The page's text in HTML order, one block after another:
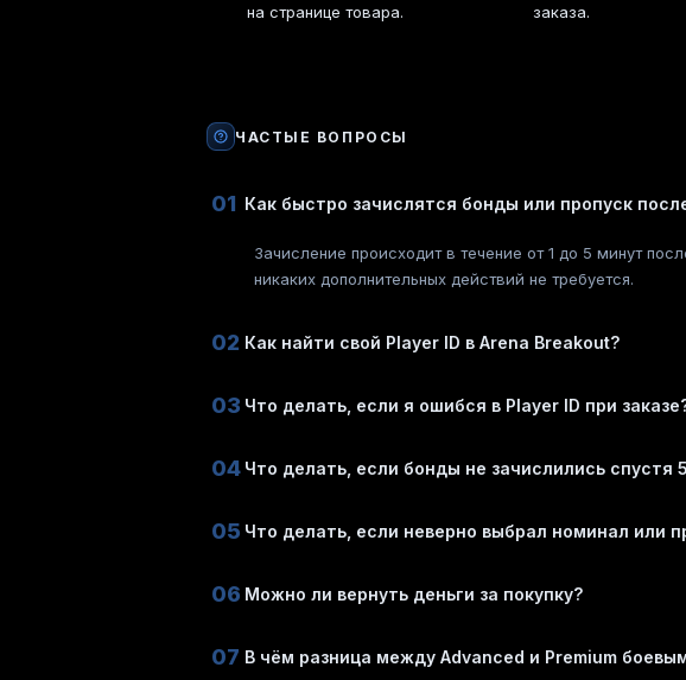
на странице товара.
заказа.
ЧАСТЫЕ ВОПРОСЫ
01 Как быстро зачислятся бонды или пропуск
Зачисление происходит в течение от 1 до 5 минут
никаких дополнительных действий не требуется.
02 Как найти свой Player ID в Arena Breakout?
03 Что делать, если я ошибся в Player ID при
04 Что делать, если бонды не зачислились спустя
05 Что делать, если неверно выбрал номинал или
06 Можно ли вернуть деньги за покупку?
07 В чём разница между Advanced и Premium